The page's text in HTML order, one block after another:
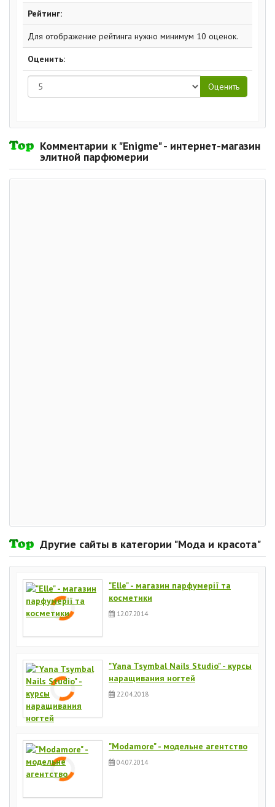
Рейтинг:
Для отображение рейтинга нужно минимум 10 оценок.
Оценить:
Комментарии к "Enigme" - интернет-магазин
элитной парфюмерии
Другие сайты в категории "Мода и красота"
"Еlle" - магазин парфумерії та
косметики
12.07.2014
"Yana Tsymbal Nails Studio" - курсы
наращивания ногтей
22.04.2018
"Modamore" - модельне агентство
04.07.2014